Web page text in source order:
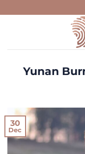
Yunan
30
Dec